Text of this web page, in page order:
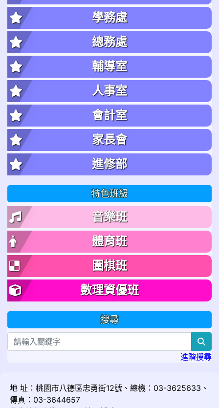
學務處
總務處
輔導室
人事室
會計室
家長會
進修部
特色班級
音樂班
體育班
圍棋班
數理資優班
搜尋
進階搜尋
地 址：桃園市八德區忠勇街12號、總機：03-3625633、
傳真：03-3644657